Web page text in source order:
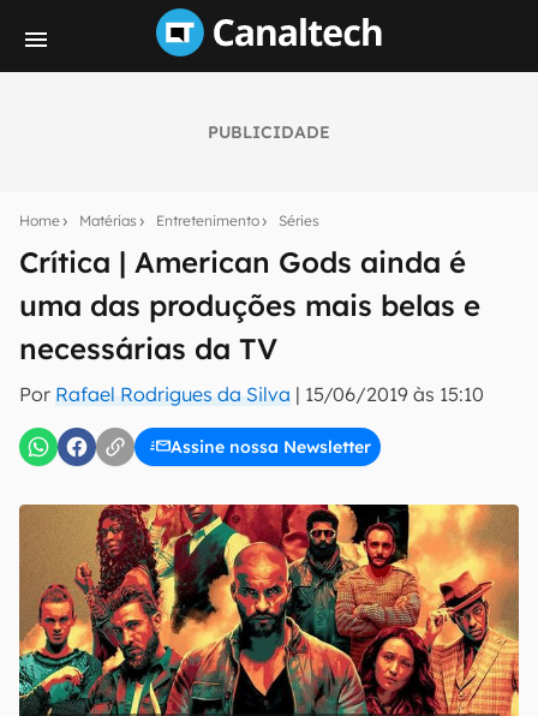
PUBLICIDADE
Home Matérias Entretenimento Séries
Crítica | American Gods ainda é
uma das produções mais belas e
necessárias da TV
Por Rafael Rodrigues da Silva | 15/06/2019 às 15:10
Assine nossa Newsletter
notícias e reviews sobre tecnologia em primeira
mão.
E-mail
inscreva-se
Uso e Política de Privacidade do Canaltech.